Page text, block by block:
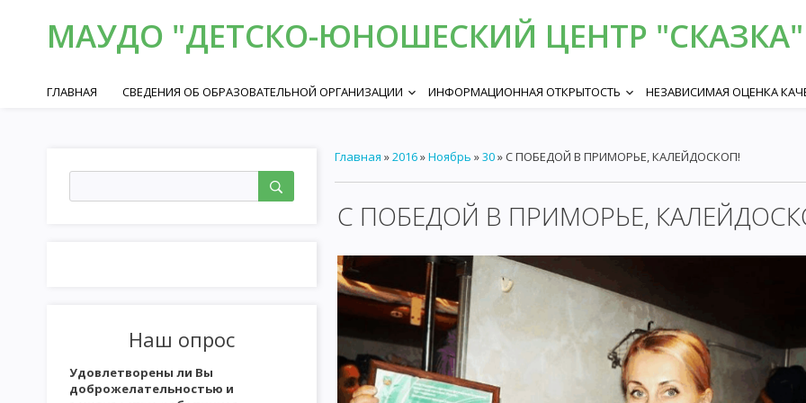
МАУДО "ДЕТСКО-ЮНОШЕСКИЙ ЦЕНТР "СКАЗКА"
ГЛАВНАЯ СВЕДЕНИЯ ОБ ОБРАЗОВАТЕЛЬНОЙ ОРГАНИЗАЦИИ keyboard_arrow_down ИНФОРМАЦИОННАЯ ОТКРЫТОСТЬ keyboard_arrow_down НЕЗАВИСИМАЯ ОЦЕНКА
Наш опрос
Удовлетворены ли Вы
доброжелательностью и
Главная »2016»Ноябрь »30» С ПОБЕДОЙ В ПРИМОРЬЕ, КАЛЕЙДОСКОП!
С ПОБЕДОЙ В ПРИМОРЬЕ,